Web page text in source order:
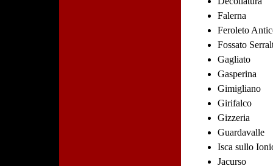
Falerna
Feroleto
Fossato
Gagliato
Gasperina
Gimigliano
Girifalco
Gizzeria
Guardavalle
Isca sullo
Jacurso